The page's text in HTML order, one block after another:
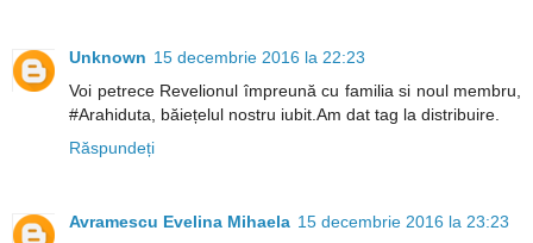
Unknown 15 decembrie 2016 la 22:23
Voi petrece Revelionul împreună cu familia si noul membru,
#Arahiduta, băiețelul nostru iubit.Am dat tag la distribuire.
Răspundeți
Avramescu Evelina Mihaela 15 decembrie 2016 la 23:23